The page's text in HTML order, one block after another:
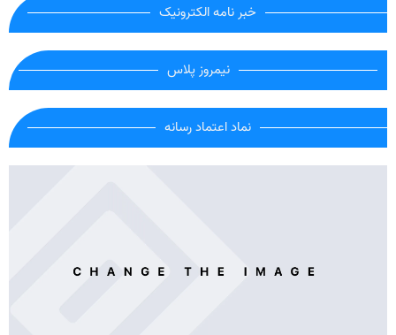
خبر نامه الکترونیک
نیمروز پلاس
نماد اعتماد رسانه